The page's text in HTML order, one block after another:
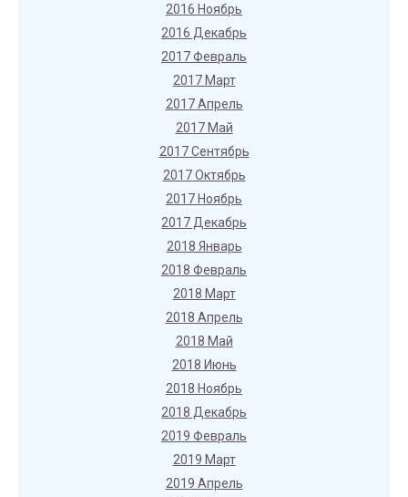
2016 Ноябрь
2016 Декабрь
2017 Февраль
2017 Март
2017 Апрель
2017 Май
2017 Сентябрь
2017 Октябрь
2017 Ноябрь
2017 Декабрь
2018 Январь
2018 Февраль
2018 Март
2018 Апрель
2018 Май
2018 Июнь
2018 Ноябрь
2018 Декабрь
2019 Февраль
2019 Март
2019 Апрель